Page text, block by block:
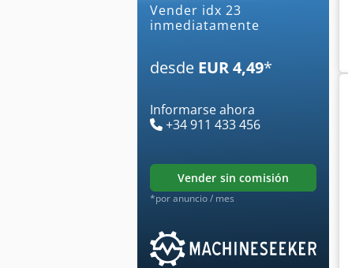
Vender idx 23
inmediatamente
desde EUR 4,49*
Informarse ahora
+34 911 433 456
vender sin comisión
*por anuncio / mes